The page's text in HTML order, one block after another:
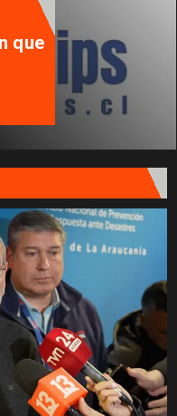
se reúnen
nudos que tienen
los proyectos
sociales